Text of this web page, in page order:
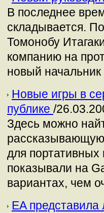
В последнее
складывается.
Томонобу
компанию на
новый
Новые игры в
публике /
Здесь можно
рассказывающую
для
показывали на
вариантах, чем
EA